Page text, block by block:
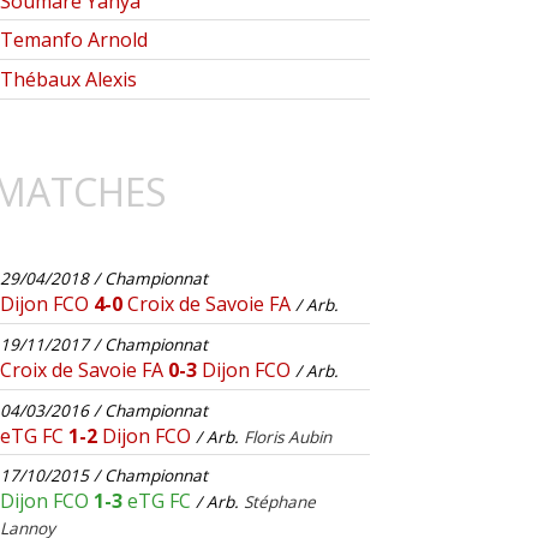
Temanfo Arnold
Thébaux Alexis
29/04/2018 / Championnat
Dijon FCO 4-0Croix de Savoie FA/ Arb.
19/11/2017 / Championnat
Croix de Savoie FA 0-3 Dijon FCO/ Arb.
04/03/2016 / Championnat
eTG FC 1-2 Dijon FCO/ Arb. Floris Aubin
17/10/2015 / Championnat
Dijon FCO 1-3eTG FC/ Arb. Stéphane
Lannoy